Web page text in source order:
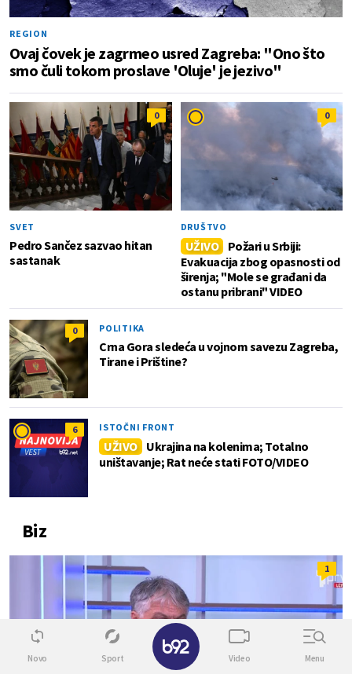
REGION
Ovaj čovek je zagrmeo usred Zagreba: "Ono što
smo čuli tokom proslave 'Oluje' je jezivo"
0
SVET
Pedro Sančez sazvao hitan
sastanak
0
DRUŠTVO
UŽIVO
Požari u Srbiji:
Evakuacija zbog opasnosti od
širenja; "Mole se građani da
ostanu pribrani" VIDEO
0 POLITIKA
Crna Gora sledeća u vojnom savezu Zagreba,
Tirane i Prištine?
6 ISTOČNI FRONT
UŽIVO
Ukrajina na kolenima; Totalno
uništavanje; Rat neće stati FOTO/VIDEO
Biz
1
Novo Sport Video Menu
✕